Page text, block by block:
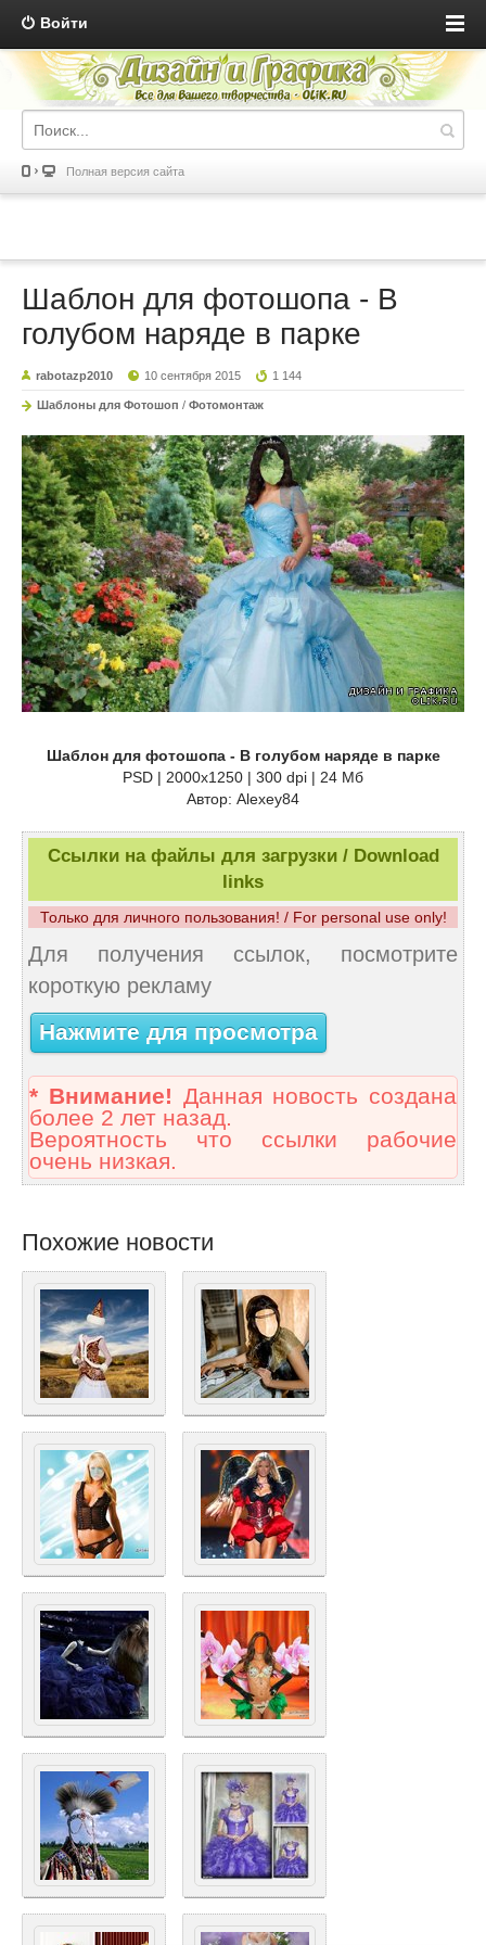
Войти
Полная версия сайта
Шаблон для фотошопа - В
голубом наряде в парке
rabotazp2010 10 сентября 2015 1 144
Шаблоны для Фотошоп / Фотомонтаж
Шаблон для фотошопа - В голубом наряде в парке
PSD | 2000x1250 | 300 dpi | 24 Мб
Автор: Alexey84
Ссылки на файлы для загрузки / Download
links
Только для личного пользования! / For personal use only!
Для получения ссылок, посмотрите
короткую рекламу
Нажмите для просмотра
* Внимание! Данная новость создана
более 2 лет назад.
Вероятность что ссылки рабочие
очень низкая.
Похожие новости